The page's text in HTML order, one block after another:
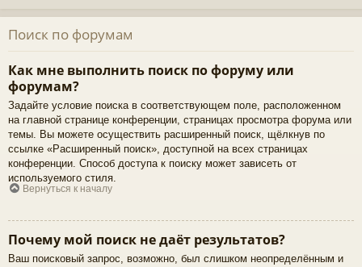
Поиск по форумам
Как мне выполнить поиск по форуму или
форумам?
Задайте условие поиска в соответствующем поле, расположенном
на главной странице конференции, страницах просмотра форума или
темы. Вы можете осуществить расширенный поиск, щёлкнув по
ссылке «Расширенный поиск», доступной на всех страницах
конференции. Способ доступа к поиску может зависеть от
используемого стиля.
Вернуться к началу
Почему мой поиск не даёт результатов?
Ваш поисковый запрос, возможно, был слишком неопределённым и